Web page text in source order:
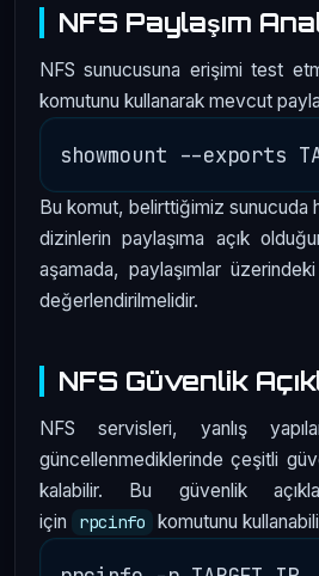
NFS Paylaşım
NFS sunucusuna erişimi test
komutunu kullanarak mevcut
Bu komut, belirttiğimiz sunucuda
dizinlerin paylaşıma açık
aşamada, paylaşımlar
değerlendirilmelidir.
NFS Güvenlik
NFS servisleri, yanlış
güncellenmediklerinde çeşitli
kalabilir. Bu güvenlik
için
rpcinfo komutunu